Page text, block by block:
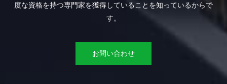
度な資格を持つ専門家を獲得していることを知っているからで
す。
お問い合わせ